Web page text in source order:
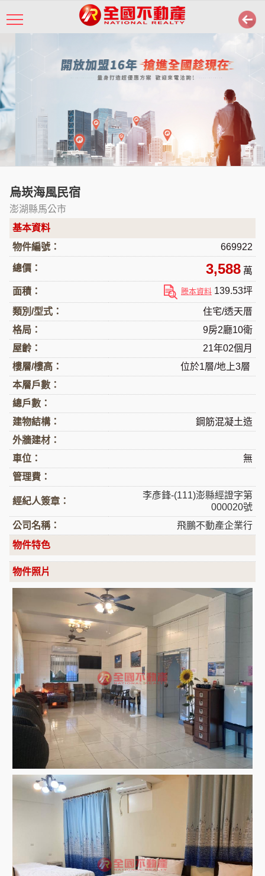
烏崁海風民宿
澎湖縣馬公市
基本資料
物件編號：
669922
總價： 3,588 萬
面積： 謄本資料 139.53坪
類別/型式：
住宅/透天厝
格局：
9房2廳10衛
屋齡：
21年02個月
樓層/樓高：
位於1層/地上3層
本層戶數：
總戶數：
建物結構：
鋼筋混凝土造
外牆建材：
車位：
無
管理費：
經紀人簽章：
李彥鋒-(111)澎縣經證字第
000020號
公司名稱：
飛鵬不動產企業行
物件特色
物件照片